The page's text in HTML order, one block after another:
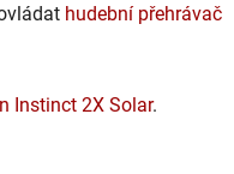
hudební přehrávač
Instinct 2X Solar.